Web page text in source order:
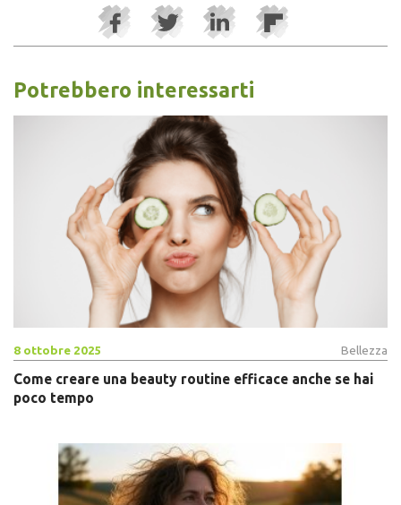
Potrebbero interessarti
8 ottobre 2025 Bellezza
Come creare una beauty routine efficace anche se hai
poco tempo